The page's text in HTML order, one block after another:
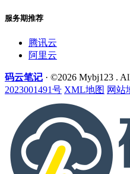
服务期推荐
腾讯云
阿里云
码云笔记 · ©2026 Mybj123 .
2023001491号 XML地图 网站